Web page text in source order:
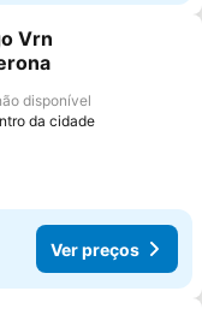
aos favoritos
Vrn
disponível
da cidade
Ver preços